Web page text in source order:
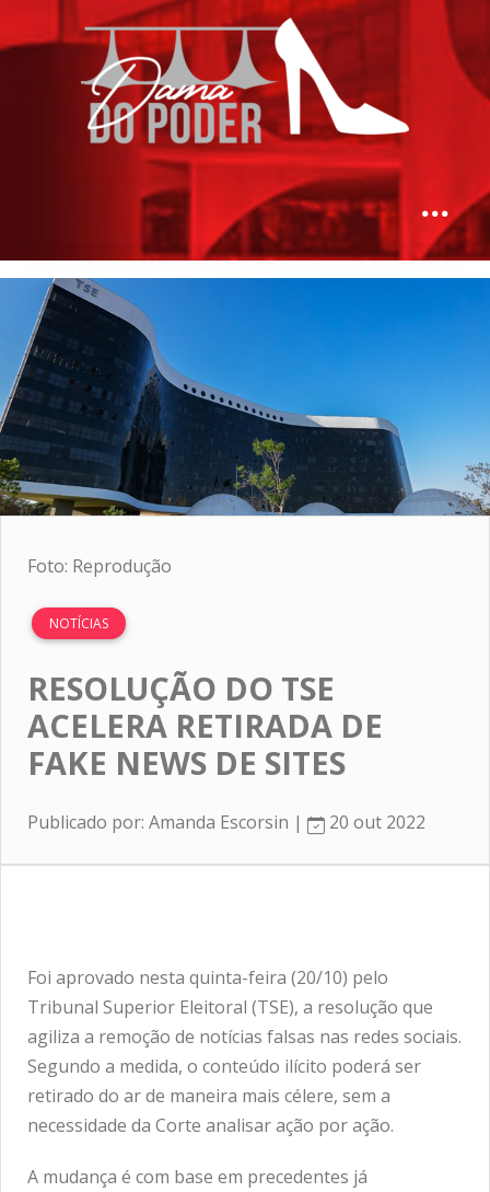
Foto: Reprodução
NOTÍCIAS
RESOLUÇÃO DO TSE
ACELERA RETIRADA DE
FAKE NEWS DE SITES
Publicado por: Amanda Escorsin | 20 out 2022
Foi aprovado nesta quinta-feira (20/10) pelo
Tribunal Superior Eleitoral (TSE), a resolução que
agiliza a remoção de notícias falsas nas redes sociais.
Segundo a medida, o conteúdo ilícito poderá ser
retirado do ar de maneira mais célere, sem a
necessidade da Corte analisar ação por ação.
A mudança é com base em precedentes já